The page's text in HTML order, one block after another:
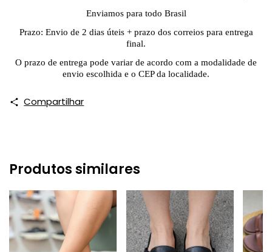
Enviamos para todo Brasil
Prazo: Envio de 2 dias úteis + prazo dos correios para entrega
final.
O prazo de entrega pode variar de acordo com a modalidade de
envio escolhida e o CEP da localidade.
Compartilhar
Produtos similares